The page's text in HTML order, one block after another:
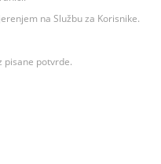
na Službu za Korisnike.
pisane potvrde.